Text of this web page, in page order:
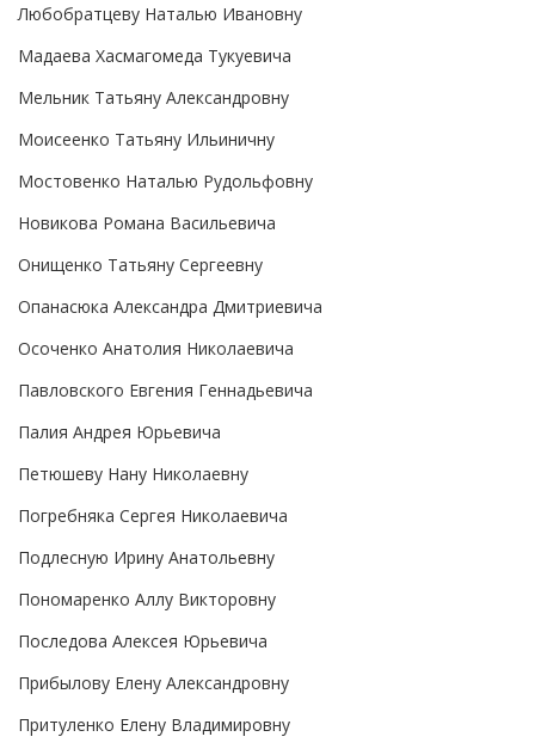
Любобратцеву Наталью Ивановну
Мадаева Хасмагомеда Тукуевича
Мельник Татьяну Александровну
Моисеенко Татьяну Ильиничну
Мостовенко Наталью Рудольфовну
Новикова Романа Васильевича
Онищенко Татьяну Сергеевну
Опанасюка Александра Дмитриевича
Осоченко Анатолия Николаевича
Павловского Евгения Геннадьевича
Палия Андрея Юрьевича
Петюшеву Нану Николаевну
Погребняка Сергея Николаевича
Подлесную Ирину Анатольевну
Пономаренко Аллу Викторовну
Последова Алексея Юрьевича
Прибылову Елену Александровну
Притуленко Елену Владимировну